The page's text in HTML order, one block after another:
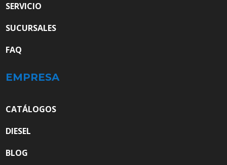
SERVICIO
SUCURSALES
FAQ
EMPRESA
CATÁLOGOS
DIESEL
BLOG